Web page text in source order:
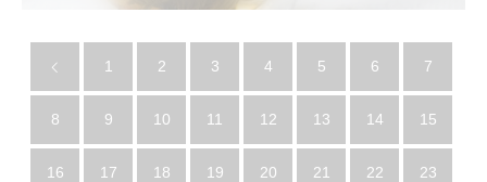
1 2 3 4 5 6 7
8 9 10 11 12 13 14 15
16 17 18 19 20 21 22 23